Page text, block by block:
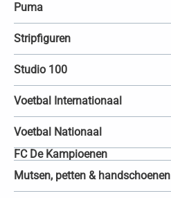
Puma
Stripfiguren
Studio 100
Voetbal Internationaal
Voetbal Nationaal
FC De Kampioenen
Mutsen, petten & handschoenen